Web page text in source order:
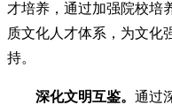
才培养，通过加强院校培
质文化人才体系，为文化
持。
深化文明互鉴。 通过